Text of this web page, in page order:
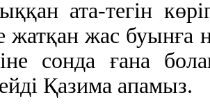
ата-тегін
жатқан жас буынға
сонда ғана
Қазима апамыз.